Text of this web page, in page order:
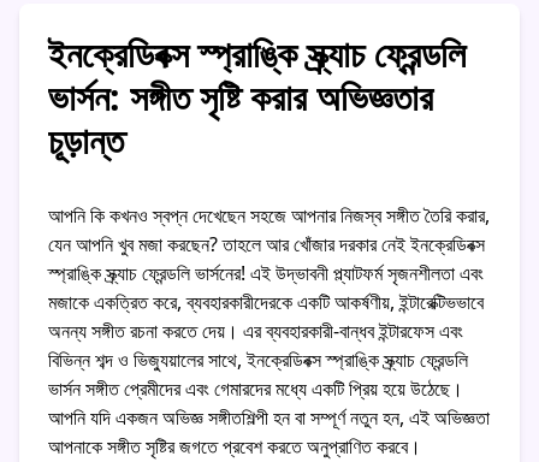
ইনক্রেডিবক্স স্প্রাঙ্কি স্ক্র্যাচ ফ্রেন্ডলি
ভার্সন: সঙ্গীত সৃষ্টি করার অভিজ্ঞতার
চূড়ান্ত
আপনি কি কখনও স্বপ্ন দেখেছেন সহজে আপনার নিজস্ব সঙ্গীত তৈরি করার,
যেন আপনি খুব মজা করছেন? তাহলে আর খোঁজার দরকার নেই ইনক্রেডিবক্স
স্প্রাঙ্কি স্ক্র্যাচ ফ্রেন্ডলি ভার্সনের! এই উদ্ভাবনী প্ল্যাটফর্ম সৃজনশীলতা এবং
মজাকে একত্রিত করে, ব্যবহারকারীদেরকে একটি আকর্ষণীয়, ইন্টারেক্টিভভাবে
অনন্য সঙ্গীত রচনা করতে দেয়। এর ব্যবহারকারী-বান্ধব ইন্টারফেস এবং
বিভিন্ন শব্দ ও ভিজ্যুয়ালের সাথে, ইনক্রেডিবক্স স্প্রাঙ্কি স্ক্র্যাচ ফ্রেন্ডলি
ভার্সন সঙ্গীত প্রেমীদের এবং গেমারদের মধ্যে একটি প্রিয় হয়ে উঠেছে।
আপনি যদি একজন অভিজ্ঞ সঙ্গীতশিল্পী হন বা সম্পূর্ণ নতুন হন, এই অভিজ্ঞতা
আপনাকে সঙ্গীত সৃষ্টির জগতে প্রবেশ করতে অনুপ্রাণিত করবে।